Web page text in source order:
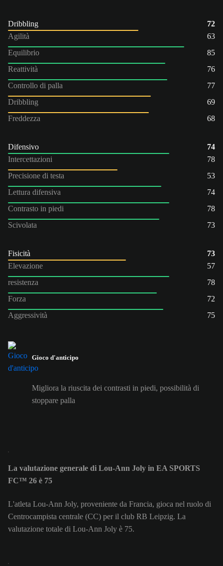
Dribbling
72
Agilità
63
Equilibrio
85
Reattività
76
Controllo di palla
77
Dribbling
69
Freddezza
68
Difensivo
74
Intercettazioni
78
Precisione di testa
53
Lettura difensiva
74
Contrasto in piedi
78
Scivolata
73
Fisicità
73
Elevazione
57
resistenza
78
Forza
72
Aggressività
75
Gioco d'anticipo
Migliora la riuscita dei contrasti in piedi, possibilità di
stoppare palla
La valutazione generale di Lou-Ann Joly in EA SPORTS
FC™ 26 è 75
L'atleta Lou-Ann Joly, proveniente da Francia, gioca nel ruolo di
Centrocampista centrale (CC) per il club RB Leipzig. La
valutazione totale di Lou-Ann Joly è 75.